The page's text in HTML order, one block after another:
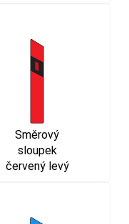
Směrový
sloupek
červený levý